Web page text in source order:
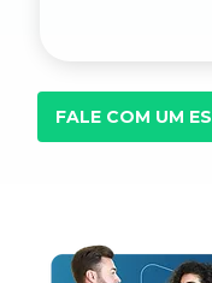
FALE COM UM